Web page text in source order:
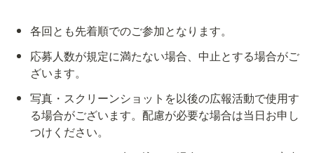
各回とも先着順でのご参加となります。
応募人数が規定に満たない場合、中止とする場合がご
ざいます。
写真・スクリーンショットを以後の広報活動で使用す
る場合がございます。配慮が必要な場合は当日お申し
つけください。